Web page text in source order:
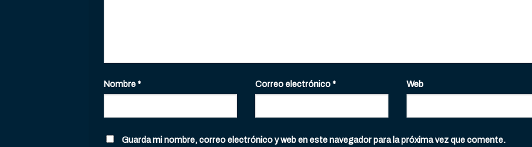
Nombre* Correo electrónico* Web
Guarda mi nombre, correo electrónico y web en este navegador para la próxima vez que comente.